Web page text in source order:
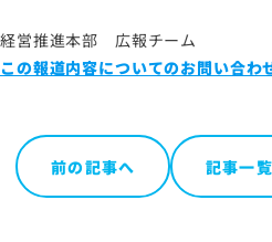
経営推進本部 広報チーム
この報道内容についてのお問い合わ
前の記事へ 記事一